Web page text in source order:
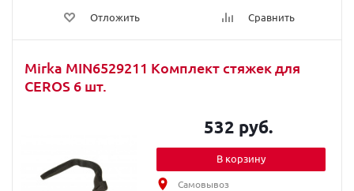
Отложить Сравнить
Mirka MIN6529211 Комплект стяжек для
CEROS 6 шт.
532 руб.
В корзину
Самовывоз